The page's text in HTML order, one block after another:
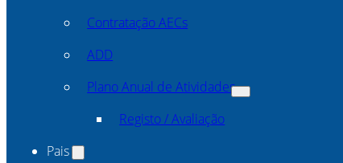
Contratação AECs
ADD
Plano Anual de Atividades
Registo / Avaliação
Pais